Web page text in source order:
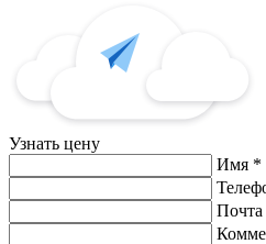
Узнать цену
Имя *
Почта